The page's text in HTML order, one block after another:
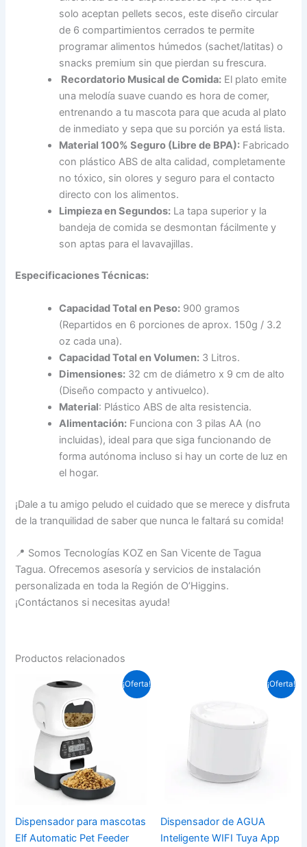
solo aceptan pellets secos, este diseño circular
de 6 compartimientos cerrados te permite
programar alimentos húmedos (sachet/latitas) o
snacks premium sin que pierdan su frescura.
Recordatorio Musical de Comida: El plato emite
una melodía suave cuando es hora de comer,
entrenando a tu mascota para que acuda al plato
de inmediato y sepa que su porción ya está lista.
Material 100% Seguro (Libre de BPA): Fabricado
con plástico ABS de alta calidad, completamente
no tóxico, sin olores y seguro para el contacto
directo con los alimentos.
Limpieza en Segundos: La tapa superior y la
bandeja de comida se desmontan fácilmente y
son aptas para el lavavajillas.
Especificaciones Técnicas:
Capacidad Total en Peso: 900 gramos
(Repartidos en 6 porciones de aprox. 150g / 3.2
oz cada una).
Capacidad Total en Volumen: 3 Litros.
Dimensiones: 32 cm de diámetro x 9 cm de alto
(Diseño compacto y antivuelco).
Material: Plástico ABS de alta resistencia.
Alimentación: Funciona con 3 pilas AA (no
incluidas), ideal para que siga funcionando de
forma autónoma incluso si hay un corte de luz en
el hogar.
¡Dale a tu amigo peludo el cuidado que se merece y disfruta
de la tranquilidad de saber que nunca le faltará su comida!
📍 Somos Tecnologías KOZ en San Vicente de Tagua
Tagua. Ofrecemos asesoría y servicios de instalación
personalizada en toda la Región de O’Higgins.
¡Contáctanos si necesitas ayuda!
Productos relacionados
¡Oferta!
Dispensador para mascotas
Elf Automatic Pet Feeder
El
precio
original
era:
$44.990.
actual
es:
$42.990.
¡Oferta!
Dispensador de AGUA
Inteligente WIFI Tuya App
$54.990.$47.000.